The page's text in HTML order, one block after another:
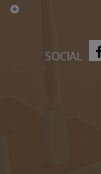
SOCIAL